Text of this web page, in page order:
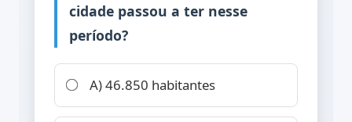
cidade passou a ter nesse
período?
A) 46.850 habitantes